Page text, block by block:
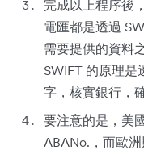
完成以上程序後
電匯都是透過
需要提供的資料
SWIFT 的原理是
字，核實銀行，
要注意的是，美
ABANo.，而歐